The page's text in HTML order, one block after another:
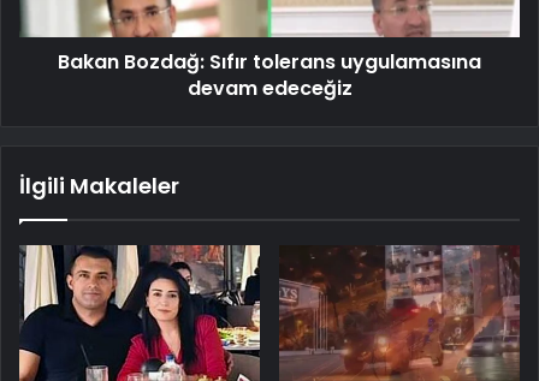
Bakan Bozdağ: Sıfır tolerans uygulamasına
devam edeceğiz
İlgili Makaleler